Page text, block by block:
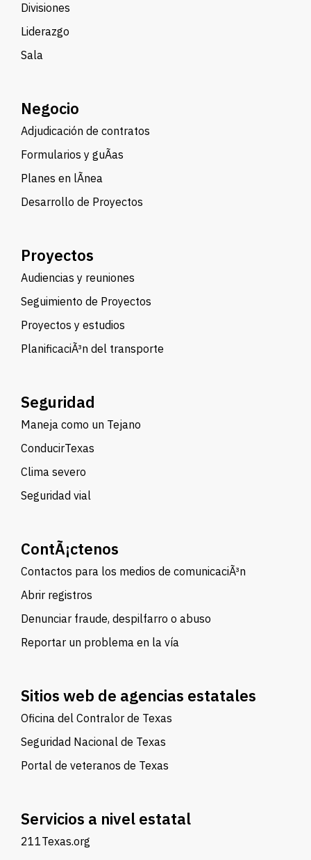
Divisiones
Liderazgo
Sala
Negocio
Adjudicación de contratos
Formularios y guÃ­as
Planes en lÃ­nea
Desarrollo de Proyectos
Proyectos
Audiencias y reuniones
Seguimiento de Proyectos
Proyectos y estudios
PlanificaciÃ³n del transporte
Seguridad
Maneja como un Tejano
ConducirTexas
Clima severo
Seguridad vial
ContÃ¡ctenos
Contactos para los medios de comunicaciÃ³n
Abrir registros
Denunciar fraude, despilfarro o abuso
Reportar un problema en la vía
Sitios web de agencias estatales
Oficina del Contralor de Texas
Seguridad Nacional de Texas
Portal de veteranos de Texas
Servicios a nivel estatal
211Texas.org